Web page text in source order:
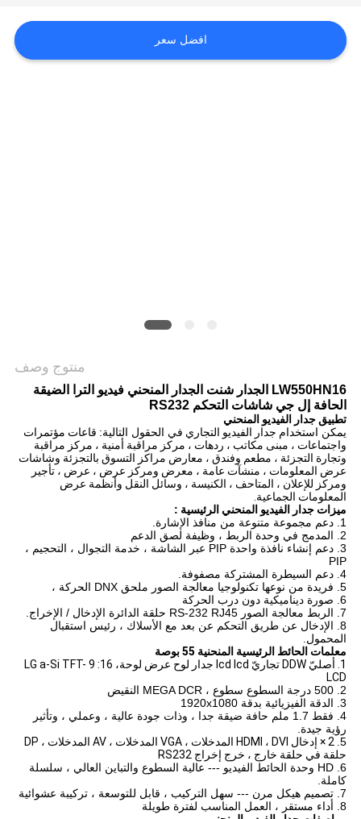
CASE
افضل سعر
منتوج وصف
LW550HN16 الجدار شنت الجدار المنحني فيديو الترا الضيقة
الحافة إل جي شاشات التحكم RS232
تطبيقجدار الفيديو المنحني
يمكن استخدام جدار الفيديو التجاري في الحقول التالية: قاعات مؤتمرات
واجتماعات ، مبنى مكاتب ، ردهات ، مركز مراقبة أمنية ، مركز مراقبة
وتجارة التجزئة ، مطعم وفندق ، معارض مراكز التسوق بالتجزئة وشاشات
عرض المعلومات ، منشآت عامة ، معرض ومركز عرض ، عرض ، تأجير
ومركز للإعلان ، المتاحف ، الكنيسة ، وسائل النقل وأنظمة عرض
المعلومات الجماعية.
ميزات جدار الفيديو المنحني الرئيسية :
1. دعم مجموعة متنوعة من منافذ الإشارة.
2. المدمج في وحدة الربط ، وظيفة لصق الدعم
3. دعم إنشاء نافذة واحدة PIP عبر الشاشة ، خدمة التجوال ، التحجيم ،
PIP
4. دعم السيطرة المشتركة مصفوفة.
5. فريدة من نوعها تكنولوجيا معالجة الصور ملحق DNX الحركة ،
6. صورة ديناميكية دون درب الحركة
7. الربط معالجة الصور RS-232 RJ45 حلقة الدائرة الإدخال / الإخراج.
8. الإدخال عن طريق التحكم عن بعد مع الأسلاك ، رئيس استقبال
المحمول.
معلمات الحائط الرئيسية المنحنية 55 بوصة
1. أصليّ DDW تجاريّ lcd lcd جدار لوح عرض لوحة، 16: 9 LG a-Si TFT-
LCD
2. 500 درجة السطوع سطوع ، MEGA DCR النقيض
3. الدقة الفيزيائية بدقة 1920x1080
4. فقط 1.7 ملم حافة ضيقة جدا ، وذات جودة عالية ، وعملي ، وتأثير
رؤية جيدة.
5.
2 × إدخال HDMI ، DVI المدخلات ، VGA المدخلات ، AV المدخلات ، DP
حلقة في حلقة خارج ، خرج إخراج RS232
6. HD وحدة الحائط الفيديو --- عالية السطوع والتباين العالي ، سلسلة
كاملة.
7. تصميم هيكل مرن --- سهل التركيب ، قابل للتوسعة ، تركيبة عشوائية
8. أداء مستقر ، العمل المناسب لفترة طويلة